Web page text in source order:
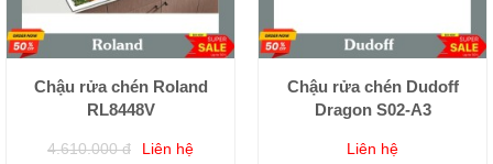
Chậu rửa chén Roland
RL8448V
4.610.000 đ Liên hệ
Chậu rửa chén Dudoff
Dragon S02-A3
Liên hệ